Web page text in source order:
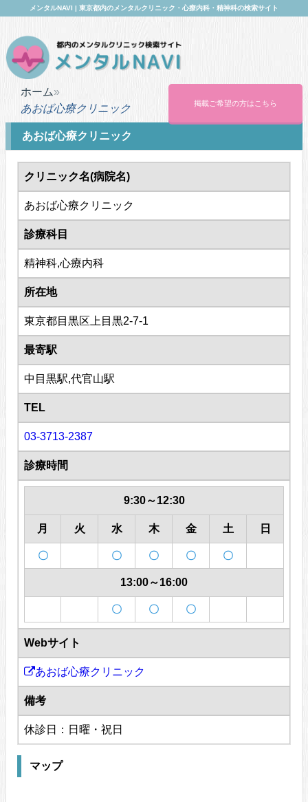
メンタルNAVI | 東京都内のメンタルクリニック・心療内科・精神科の検索サイト
掲載ご希望の方はこちら
ホーム
あおば心療クリニック
あおば心療クリニック
クリニック名(病院名)
あおば心療クリニック
診療科目
精神科,心療内科
所在地
東京都目黒区上目黒2-7-1
最寄駅
中目黒駅,代官山駅
TEL
03-3713-2387
診療時間
9:30～12:30
月 火 水 木 金 土 日
〇 〇 〇 〇 〇
13:00～16:00
〇 〇 〇
Webサイト
あおば心療クリニック
備考
休診日：日曜・祝日
マップ